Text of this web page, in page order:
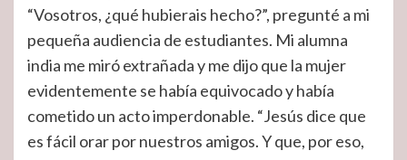
“Vosotros, ¿qué hubierais hecho?”, pregunté a mi
pequeña audiencia de estudiantes. Mi alumna
india me miró extrañada y me dijo que la mujer
evidentemente se había equivocado y había
cometido un acto imperdonable. “Jesús dice que
es fácil orar por nuestros amigos. Y que, por eso,